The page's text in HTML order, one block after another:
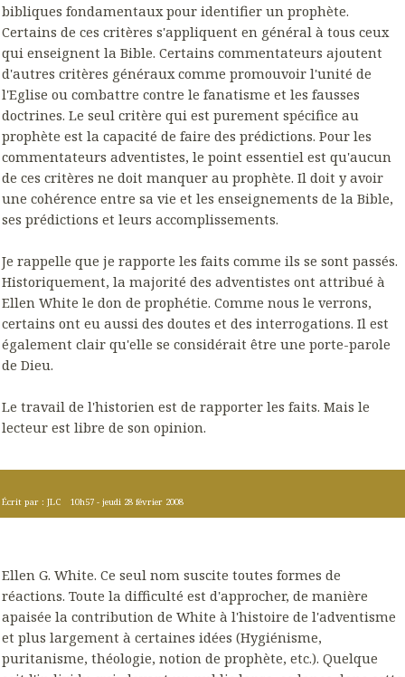
bibliques fondamentaux pour identifier un prophète.
Certains de ces critères s'appliquent en général à tous ceux
qui enseignent la Bible. Certains commentateurs ajoutent
d'autres critères généraux comme promouvoir l'unité de
l'Eglise ou combattre contre le fanatisme et les fausses
doctrines. Le seul critère qui est purement spécifice au
prophète est la capacité de faire des prédictions. Pour les
commentateurs adventistes, le point essentiel est qu'aucun
de ces critères ne doit manquer au prophète. Il doit y avoir
une cohérence entre sa vie et les enseignements de la Bible,
ses prédictions et leurs accomplissements.
Je rappelle que je rapporte les faits comme ils se sont passés.
Historiquement, la majorité des adventistes ont attribué à
Ellen White le don de prophétie. Comme nous le verrons,
certains ont eu aussi des doutes et des interrogations. Il est
également clair qu'elle se considérait être une porte-parole
de Dieu.
Le travail de l'historien est de rapporter les faits. Mais le
lecteur est libre de son opinion.
Écrit par : JLC 10h57 -jeudi 28 février 2008
Ellen G. White. Ce seul nom suscite toutes formes de
réactions. Toute la difficulté est d'approcher, de manière
apaisée la contribution de White à l'histoire de l'adventisme
et plus largement à certaines idées (Hygiénisme,
puritanisme, théologie, notion de prophète, etc.). Quelque